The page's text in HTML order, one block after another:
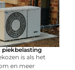
piekbelasting
is als het
en meer